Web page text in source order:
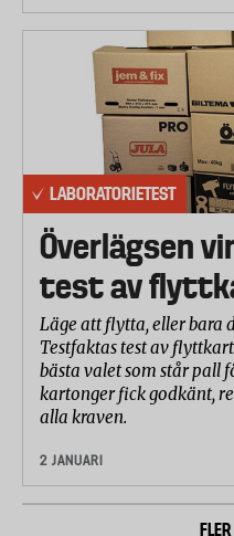
LABORATORIETEST
Överlägsen
test av
Läge att flytta, eller bara
Testfaktas test av
bästa valet som står pall
kartonger fick godkänt,
alla kraven.
2 JANUARI